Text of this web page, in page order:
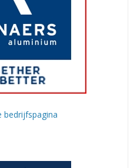
bedrijfspagina